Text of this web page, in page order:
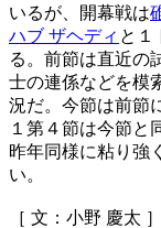
いるが、開幕戦は
ハブ ザヘディ と１
る。前節は直近の
士の連係などを模
況だ。今節は前節
１第４節は今節と
昨年同様に粘り強
い。
［ 文：小野 慶太 ］